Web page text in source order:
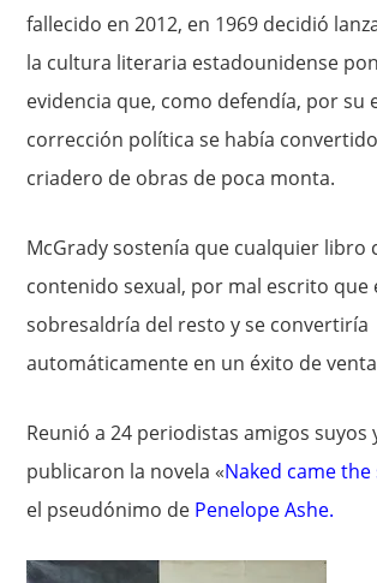
fallecido en 2012, en 1969 decidió
la cultura literaria estadounidense
evidencia que, como defendía, por su
corrección política se había
criadero de obras de poca monta.
McGrady sostenía que cualquier libro
contenido sexual, por mal escrito que
sobresaldría del resto y se convertiría
automáticamente en un éxito de
Reunió a 24 periodistas amigos suyos
publicaron la novela «Naked came
el pseudónimo de Penelope Ashe.